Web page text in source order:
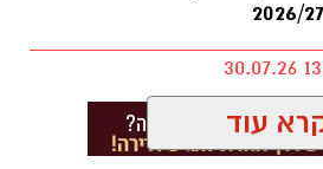
עוד